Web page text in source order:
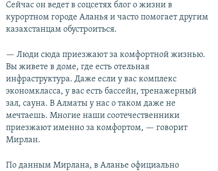
Сейчас он ведет в соцсетях блог о жизни в
курортном городе Аланья и часто помогает другим
казахстанцам обустроиться.
— Люди сюда приезжают за комфортной жизнью.
Вы живете в доме, где есть отельная
инфраструктура. Даже если у вас комплекс
экономкласса, у вас есть бассейн, тренажерный
зал, сауна. В Алматы у нас о таком даже не
мечтаешь. Многие наши соотечественники
приезжают именно за комфортом, — говорит
Мирлан.
По данным Мирлана, в Аланье официально